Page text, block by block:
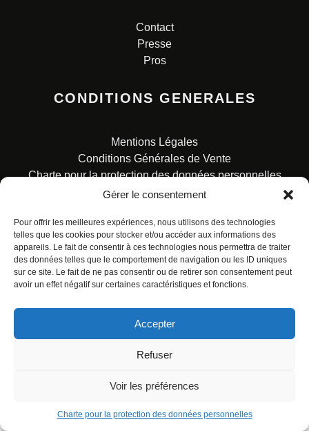
Gérer le consentement
Pour offrir les meilleures expériences, nous utilisons des technologies
telles que les cookies pour stocker et/ou accéder aux informations des
appareils. Le fait de consentir à ces technologies nous permettra de traiter
des données telles que le comportement de navigation ou les ID uniques
sur ce site. Le fait de ne pas consentir ou de retirer son consentement peut
avoir un effet négatif sur certaines caractéristiques et fonctions.
Accepter
Refuser
Voir les préférences
Charte pour la protection des données personnelles
Contact
Presse
Pros
CONDITIONS GENERALES
Mentions Légales
Conditions Générales de Vente
Charte pour la protection des données personnelles
© ALL RIGHTS RESERVED. URBAN COMICS POUR LES
ÉDITIONS FRANÇAISES.